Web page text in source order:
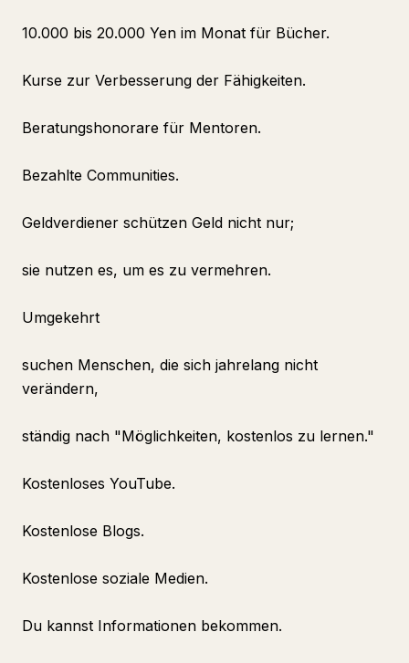
10.000 bis 20.000 Yen im Monat für Bücher.
Kurse zur Verbesserung der Fähigkeiten.
Beratungshonorare für Mentoren.
Bezahlte Communities.
Geldverdiener schützen Geld nicht nur;
sie nutzen es, um es zu vermehren.
Umgekehrt
suchen Menschen, die sich jahrelang nicht
verändern,
ständig nach "Möglichkeiten, kostenlos zu lernen."
Kostenloses YouTube.
Kostenlose Blogs.
Kostenlose soziale Medien.
Du kannst Informationen bekommen.